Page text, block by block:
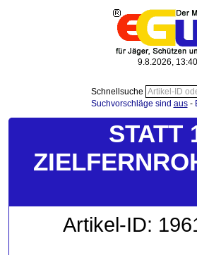
9.8.2026,
Schnellsuche
Suchvorschläge sind aus-
STATT
Artikel-ID: